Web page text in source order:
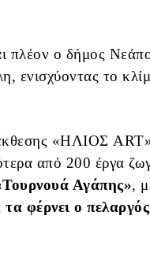
πλέον ο δήμος
ενισχύοντας το
«ΗΛΙΟΣ
από 200 έργα
Αγάπης»,
φέρνει ο